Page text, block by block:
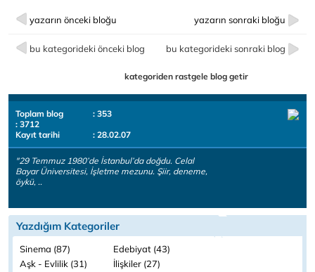
yazarın önceki bloğu yazarın sonraki bloğu
bu kategorideki önceki blog bu kategorideki sonraki blog
kategoriden rastgele blog getir
Toplam blog
: 353
: 3712
Kayıt tarihi
: 28.02.07
"29 Temmuz 1980’de İstanbul’da doğdu. Celal
Bayar Üniversitesi, İşletme mezunu. Şiir, deneme,
öykü, ..
Yazdığım Kategoriler
Sinema (87)
Edebiyat (43)
Aşk - Evlilik (31)
İlişkiler (27)